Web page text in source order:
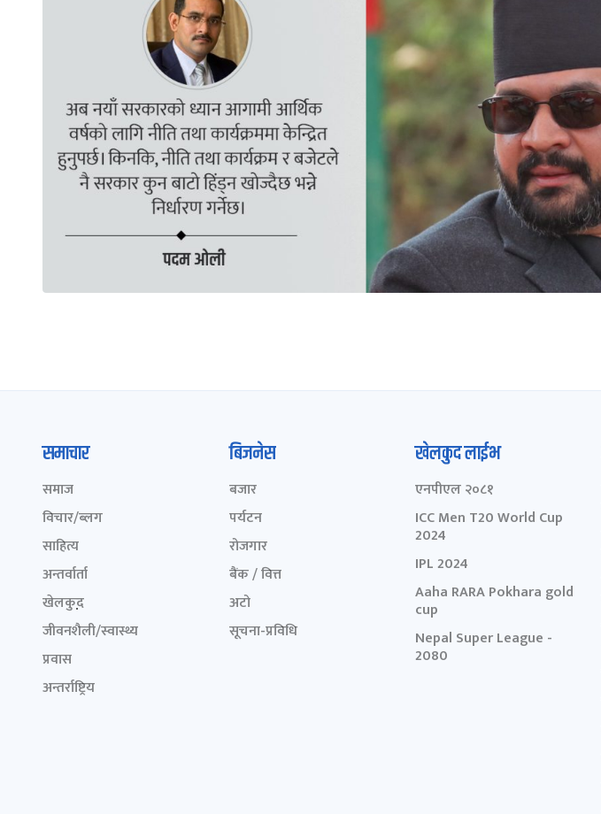
समाचार
समाज
विचार/ब्लग
साहित्य
अन्तर्वार्ता
खेलकुद़़
जीवनशैली/स्वास्थ्य
प्रवास
अन्तर्राष्ट्रिय
बिजनेस
बजार
पर्यटन
रोजगार
बैंक / वित्त
अटो
सूचना-प्रविधि
खेलकुद लाईभ
एनपीएल २०८१
ICC Men T20 World Cup
2024
IPL 2024
Aaha RARA Pokhara gold
cup
Nepal Super League -
2080